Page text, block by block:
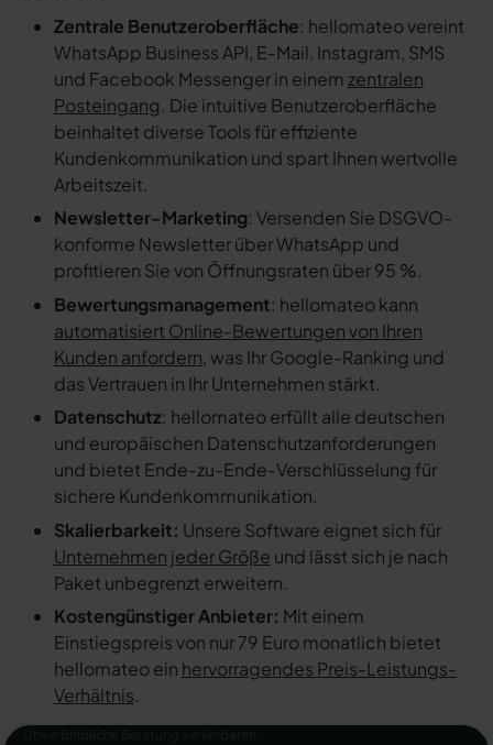
Zentrale Benutzeroberfläche: hellomateo vereint
WhatsApp Business API, E-Mail, Instagram, SMS
und Facebook Messenger in einem zentralen
Posteingang. Die intuitive Benutzeroberfläche
beinhaltet diverse Tools für effiziente
Kundenkommunikation und spart Ihnen wertvolle
Arbeitszeit.
Newsletter-Marketing: Versenden Sie DSGVO-
konforme Newsletter über WhatsApp und
profitieren Sie von Öffnungsraten über 95 %.
Bewertungsmanagement: hellomateo kann
automatisiert Online-Bewertungen von Ihren
Kunden anfordern, was Ihr Google-Ranking und
das Vertrauen in Ihr Unternehmen stärkt.
Datenschutz: hellomateo erfüllt alle deutschen
und europäischen Datenschutzanforderungen
und bietet Ende-zu-Ende-Verschlüsselung für
sichere Kundenkommunikation.
Skalierbarkeit: Unsere Software eignet sich für
Unternehmen jeder Größe und lässt sich je nach
Paket unbegrenzt erweitern.
Kostengünstiger Anbieter: Mit einem
Einstiegspreis von nur 79 Euro monatlich bietet
hellomateo ein hervorragendes Preis-Leistungs-
Verhältnis.